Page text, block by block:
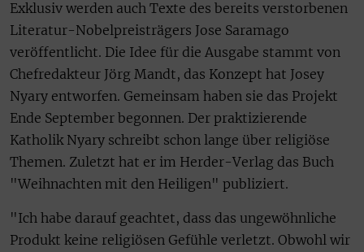
Exklusiv werden auch Texte des bereits verstorbenen
Literatur-Nobelpreisträgers Jose Saramago
veröffentlicht. Die Idee für die Ausgabe stammt von
Chefredakteur Jörg Mandt, das Konzept hat Josey
Nyary entworfen. Gemeinsam haben sie das Projekt
Ende September begonnen. Der praktizierende
Katholik Nyary schreibt schon lange über religiöse
Themen. Zuletzt hat er im Herder-Verlag das Buch
"Weihnachten mit den Heiligen" publiziert.
"Ich habe darauf geachtet, dass das ungewöhnliche
Produkt keine religiösen Gefühle verletzt. Obwohl wir